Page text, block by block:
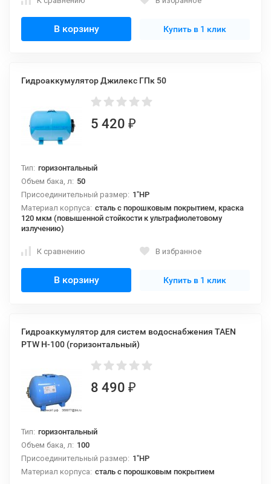
В корзину Купить в 1 клик
Гидроаккумулятор Джилекс ГПк 50
5 420 ₽
Тип: горизонтальный
Объем бака, л: 50
Присоединительный размер: 1"НР
Материал корпуса: сталь с порошковым покрытием, краска
120 мкм (повышенной стойкости к ультрафиолетовому
излучению)
К сравнению В избранное
В корзину Купить в 1 клик
Гидроаккумулятор для систем водоснабжения TAEN
PTW H-100 (горизонтальный)
8 490 ₽
Тип: горизонтальный
Объем бака, л: 100
Присоединительный размер: 1"НР
Материал корпуса: сталь с порошковым покрытием